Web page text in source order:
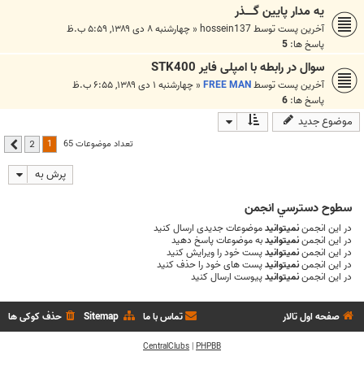
یه مدار پایین گـــــذر
آخرین پست توسطhossein137
« چهارشنبه ۸ دی ۱۳۸۹, ۵:۵۹ ب.ظ
پاسخ ها: 5
سوال در رابطه با امپلی فایر STK400
آخرین پست توسطFREE MAN
« چهارشنبه ۱ دی ۱۳۸۹, ۶:۵۵ ب.ظ
پاسخ ها: 6
موضوع جدید
تعداد موضوعات 65 2 بعدی
پرش به
سطوح دسترسي انجمن
در این انجمننمیتوانیدموضوعات جدیدی ارسال کنید
در این انجمننمیتوانیدبه موضوعات پاسخ دهید
در این انجمننمیتوانیدپست خود را ویرایش کنید
در این انجمننمیتوانیدپست های خود را حذف کنید
در این انجمننمیتوانیدپیوست ارسال کنید
صفحه اول تالار حذف کوکی ها Sitemap تماس با ما
PHPBB
|
CentralClubs